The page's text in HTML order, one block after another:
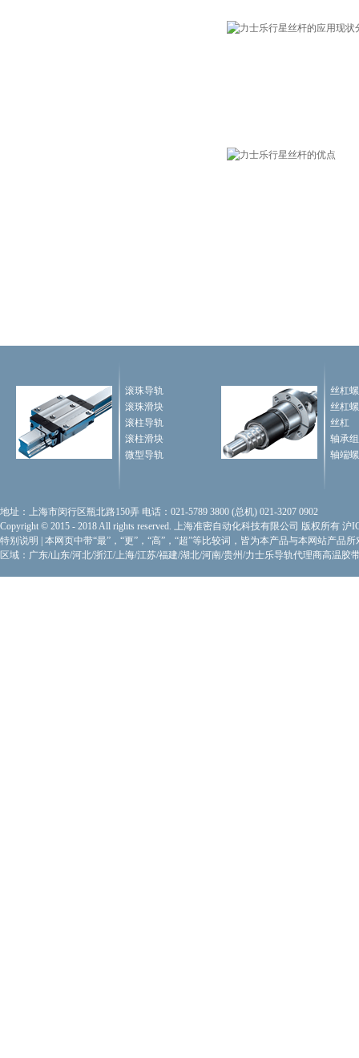
滚珠导轨
滚珠滑块
滚柱导轨
滚柱滑块
微型导轨
丝杠
丝杠
丝杠
轴承
轴端
地址：上海市闵行区瓶北路150弄 电话：021-5789 3800 (总机) 021-3207 0902
Copyright © 2015 - 2018 All rights reserved. 上海准密自动化科技有限公司 版权所有 沪
特别说明
本网页中带“最”，“更”，“高”，“超”等比较词，皆为本产品与本网站产品所
区域：广东/山东/河北/浙江/上海/江苏/福建/湖北/河南/贵州/力士乐导轨代理商高温胶